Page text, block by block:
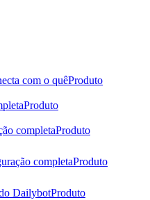
com o quêProduto
Produto
completaProduto
completaProduto
DailybotProduto